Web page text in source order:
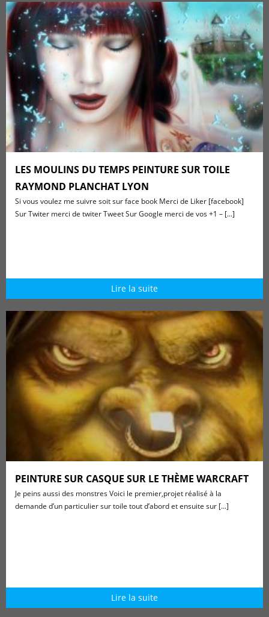
LES MOULINS DU TEMPS PEINTURE SUR TOILE
RAYMOND PLANCHAT LYON
Si vous voulez me suivre soit sur face book Merci de Liker [facebook]
Sur Twiter merci de twiter Tweet Sur Google merci de vos +1 – [...]
Lire la suite
PEINTURE SUR CASQUE SUR LE THÈME WARCRAFT
Je peins aussi des monstres Voici le premier,projet réalisé à la
demande d’un particulier sur toile tout d’abord et ensuite sur [...]
Lire la suite